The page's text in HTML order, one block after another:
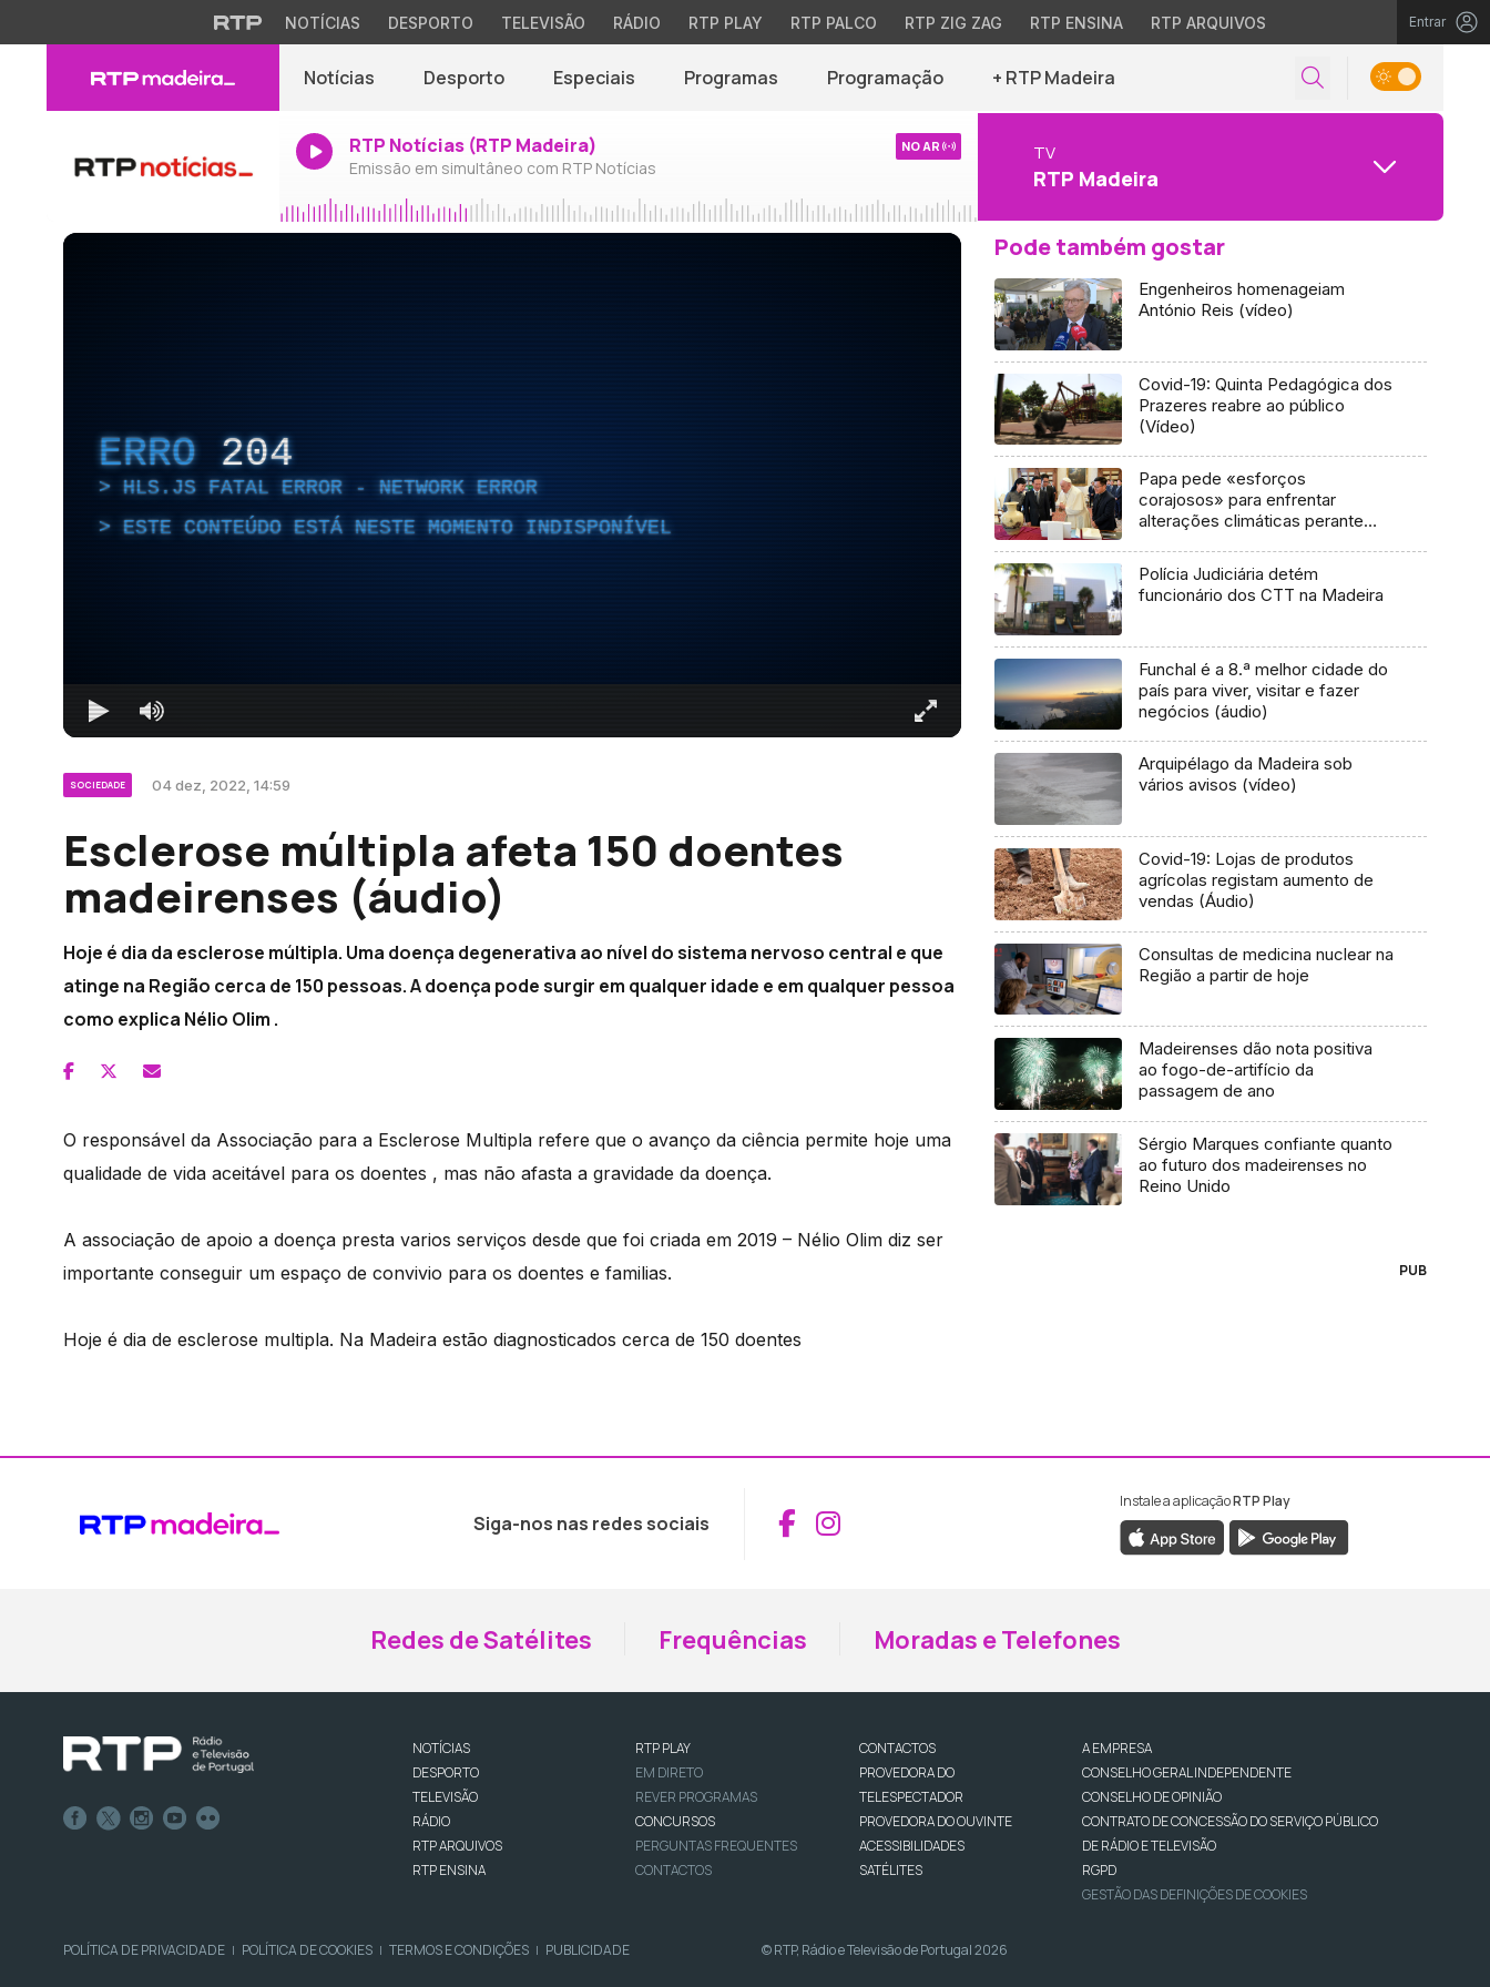
NOTÍCIAS DESPORTO TELEVISÃO RÁDIO RTP PLAY RTP PALCO RTP ZIG ZAG RTP ENSINA RTP ARQUIVOS Entrar
Notícias Desporto Especiais Programas Programação + RTP Madeira
RTP Notícias (RTP Madeira)
Emissão em simultâneo com RTP Notícias
NO AR TV
RTP Madeira
ERRO 204
HLS.JS FATAL ERROR - NETWORK ERROR
ESTE CONTEÚDO ESTÁ NESTE MOMENTO INDISPONÍVEL
SOCIEDADE 04 dez, 2022, 14:59
Esclerose múltipla afeta 150 doentes
madeirenses (áudio)
Hoje é dia da esclerose múltipla. Uma doença degenerativa ao nível do sistema nervoso central e que
atinge na Região cerca de 150 pessoas. A doença pode surgir em qualquer idade e em qualquer pessoa
como explica Nélio Olim .
O responsável da Associação para a Esclerose Multipla refere que o avanço da ciência permite hoje uma
qualidade de vida aceitável para os doentes , mas não afasta a gravidade da doença.
A associação de apoio a doença presta varios serviços desde que foi criada em 2019 – Nélio Olim diz ser
importante conseguir um espaço de convivio para os doentes e familias.
Hoje é dia de esclerose multipla. Na Madeira estão diagnosticados cerca de 150 doentes
Pode também gostar
Engenheiros homenageiam
António Reis (vídeo)
Covid-19: Quinta Pedagógica dos
Prazeres reabre ao público
(Vídeo)
Papa pede «esforços
corajosos» para enfrentar
alterações climáticas perante
Polícia Judiciária detém
funcionário dos CTT na Madeira
Funchal é a 8.ª melhor cidade do
país para viver, visitar e fazer
negócios (áudio)
Arquipélago da Madeira sob
vários avisos (vídeo)
Covid-19: Lojas de produtos
agrícolas registam aumento de
vendas (Áudio)
Consultas de medicina nuclear na
Região a partir de hoje
Madeirenses dão nota positiva
ao fogo-de-artifício da
passagem de ano
Sérgio Marques confiante quanto
ao futuro dos madeirenses no
Reino Unido
PUB
Siga-nos nas redes sociais Aceder ao Facebook da RTP Madeira
Aceder ao Instagram da RTP Madeira
Instale a aplicaçãoRTP Play
Redes de Satélites Frequências Moradas e Telefones
NOTÍCIAS
DESPORTO
TELEVISÃO
RÁDIO
RTP ARQUIVOS
RTP ENSINA
RTP PLAY
EM DIRETO
REVER PROGRAMAS
CONCURSOS
PERGUNTAS FREQUENTES
CONTACTOS
CONTACTOS
PROVEDORA DO
TELESPECTADOR
PROVEDORA DO OUVINTE
ACESSIBILIDADES
SATÉLITES
A EMPRESA
CONSELHO GERAL INDEPENDENTE
CONSELHO DE OPINIÃO
CONTRATO DE CONCESSÃO DO SERVIÇO PÚBLICO
DE RÁDIO E TELEVISÃO
RGPD
GESTÃO DAS DEFINIÇÕES DE COOKIES
POLÍTICA DE PRIVACIDADE | POLÍTICA DE COOKIES | TERMOS E CONDIÇÕES | PUBLICIDADE © RTP, Rádio e Televisão de Portugal 2026